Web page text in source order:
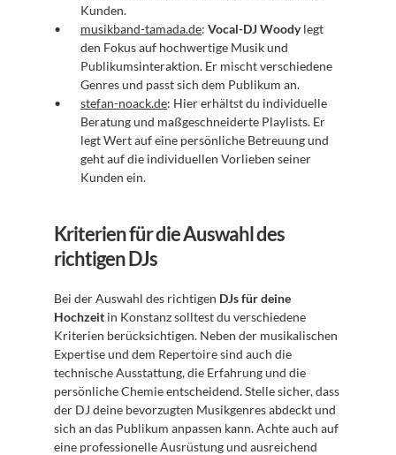
Kunden.
musikband-tamada.de: Vocal-DJ Woody legt
den Fokus auf hochwertige Musik und
Publikumsinteraktion. Er mischt verschiedene
Genres und passt sich dem Publikum an.
stefan-noack.de: Hier erhältst du individuelle
Beratung und maßgeschneiderte Playlists. Er
legt Wert auf eine persönliche Betreuung und
geht auf die individuellen Vorlieben seiner
Kunden ein.
Kriterien für die Auswahl des
richtigen DJs
Bei der Auswahl des richtigen DJs für deine
Hochzeit in Konstanz solltest du verschiedene
Kriterien berücksichtigen. Neben der musikalischen
Expertise und dem Repertoire sind auch die
technische Ausstattung, die Erfahrung und die
persönliche Chemie entscheidend. Stelle sicher, dass
der DJ deine bevorzugten Musikgenres abdeckt und
sich an das Publikum anpassen kann. Achte auch auf
eine professionelle Ausrüstung und ausreichend